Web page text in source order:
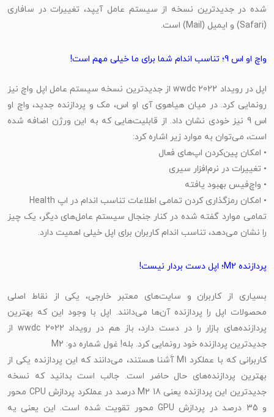
شده در جدیدترین نسخه از سیستم عامل آیپد، تغییرات در سافاری
واچ او اس 9؛ تناسب اندام شما برای ما خیلی مهم است!
اپل در رویداد wwdc 2022 از جدیدترین نسخه سیستم عامل اپل واچ نیز
رونمایی کرد. در میان هیاهوی آی او اس، مک و پردازنده جدید، واچ او
اس 9 نیز خودی نشان داد. از قابلیت‌هایی که به این ورژن اضافه شده
است، می‌توان به موارد زیر اشاره کرد:
• امکان پین‌کردن اپ‌های فعال
• تغییرات در نرم‌افزار سیری
• واچ‌فیس بهبود یافته
• امکان رمزگذاری کردن تمامی اطلاعات تناسب اندام در اپ Health
تمامی موارد گفته شده در کنار جنجال سیستم عامل‌های دیگر، یک چیز
را نشان می‌دهد، تناسب اندام کاربران برای اپل خیلی اهمیت دارد.
پردازنده M2؛ اپل دست بردار نیست!
بسیاری از کاربران و سایت‌های معتبر خارجی، یکی از نقاط اصلی
محصولات اپل را پردازنده آن‌ها می‌دانند. اپل با وجود این که بهترین
پردازنده‌های بازار را در دست دارد، باز هم در رویداد wwdc 2022 از
جدیدترین پردازنده خود رونمایی کرد. بله! غول شماره دو: M2
کاربرانی که با عملکرد M1 آَشنا هستند، می‌دانند که این پردازنده یکی از
بهترین پردازنده‌های حال حاضر است. جالب است بدانید که نسخه
جدیدترین این پردازنده یعنی M2 18 درصد در عملکرد پردازش CPU محور
و 35 درصد در پردازش GPU محور تقویت شده است. این یعنی یه